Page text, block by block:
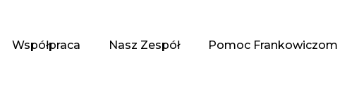
Współpraca Nasz Zespół Pomoc Frankowiczom